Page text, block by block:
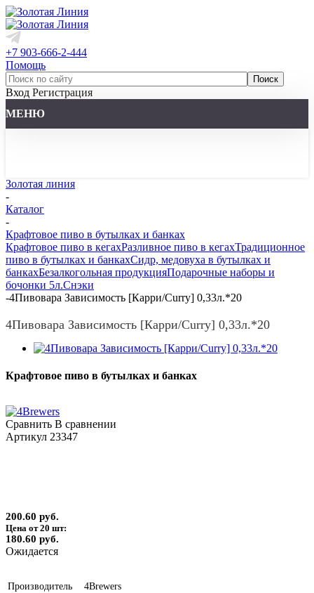
+7 903-666-2-444
Помощь
Вход Регистрация
МЕНЮ
Золотая линия
-
Каталог
-
Крафтовое пиво в бутылках и банках
Крафтовое пиво в кегахРазливное пиво в кегахТрадиционное
пиво в бутылках и банкахСидр, медовуха в бутылках и
банкахБезалкогольная продукцияПодарочные наборы и
бочонки 5л.Снэки
-4Пивовара Зависимость [Карри/Curry] 0,33л.*20
4Пивовара Зависимость [Карри/Curry] 0,33л.*20
Крафтовое пиво в бутылках и банках
Сравнить В сравнении
Артикул 23347
200.60 руб.
Цена от 20 шт:
180.60 руб.
Ожидается
Производитель
4Brewers